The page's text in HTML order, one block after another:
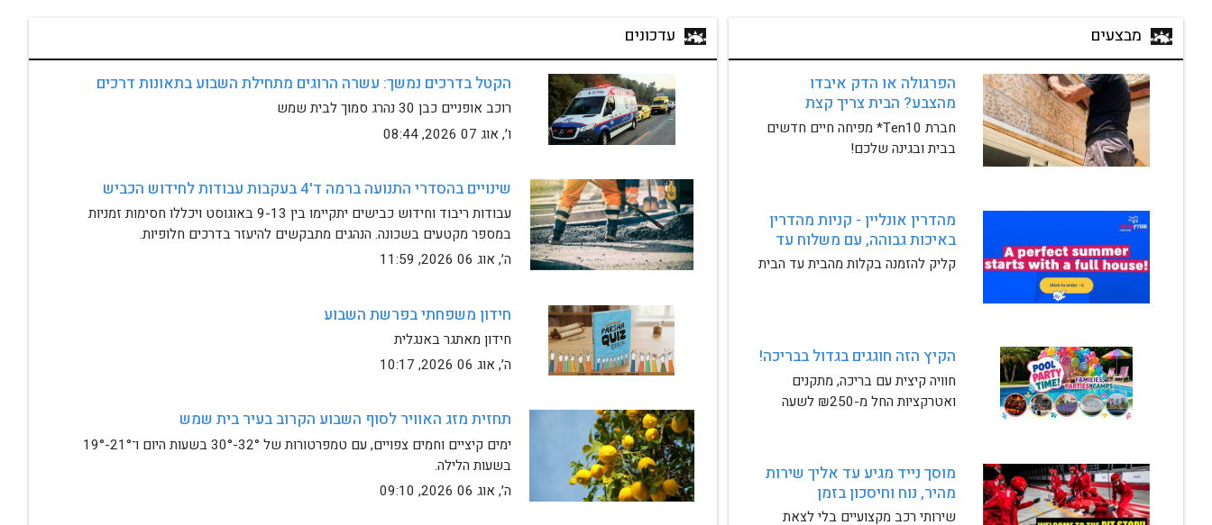
מבצעים
בבית ובגינה שלכם!
אהבה?
קליק להזמנה בקלות מהבית עד הבית
אליכם.
הקיץ הזה חוגגים בגדול בבריכה!
מהיר, נוח וחיסכון בזמן
עדכונים
ו׳, אוג 07 2026, 08:44
הקטל בדרכים נמשך: עשרה הרוגים מתחילת השבוע בתאונות דרכים
רוכב אופניים כבן 30 נהרג סמוך לבית שמש
ה׳, אוג 06 2026, 11:59
שינויים בהסדרי התנועה ברמה ד'4 בעקבות עבודות לחידוש הכביש
עבודות ריבוד וחידוש כבישים יתקיימו בין 9-13 באוגוסט ויכללו חסימות זמניות
במספר מקטעים בשכונה. הנהגים מתבקשים להיעזר בדרכים חלופיות.
ה׳, אוג 06 2026, 10:17
חידון משפחתי בפרשת השבוע
חידון מאתגר באנגלית
ה׳, אוג 06 2026, 09:10
תחזית מזג האוויר לסוף השבוע הקרוב בעיר בית שמש
בשעות הלילה.